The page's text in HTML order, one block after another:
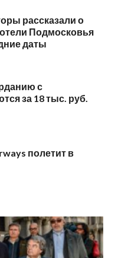
рассказали о
Подмосковья
даты
с
за 18 тыс. руб.
полетит в